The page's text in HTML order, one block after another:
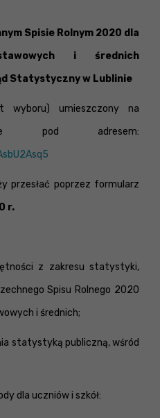
Spisie Rolnym 2020 dla
i średnich
Statystyczny w Lublinie
wyboru) umieszczony na
pod adresem:
przesłać poprzez formularz
r.
z zakresu statystyki,
Spisu Rolnego 2020
i średnich;
statystyką publiczną, wśród
dla uczniów i szkół: